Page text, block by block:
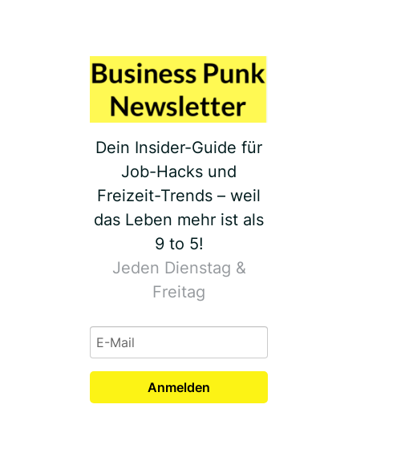
Dein Insider-Guide für
Job-Hacks und
Freizeit-Trends – weil
das Leben mehr ist als
9 to 5!
Jeden Dienstag &
Freitag
Anmelden